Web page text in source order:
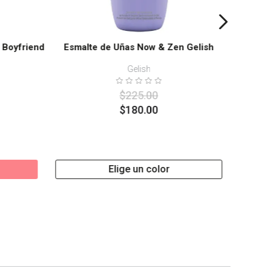
Boyfriend Esmalte de Uñas Now & Zen Gelish
Gelish
$225.00
$180.00
Elige un color